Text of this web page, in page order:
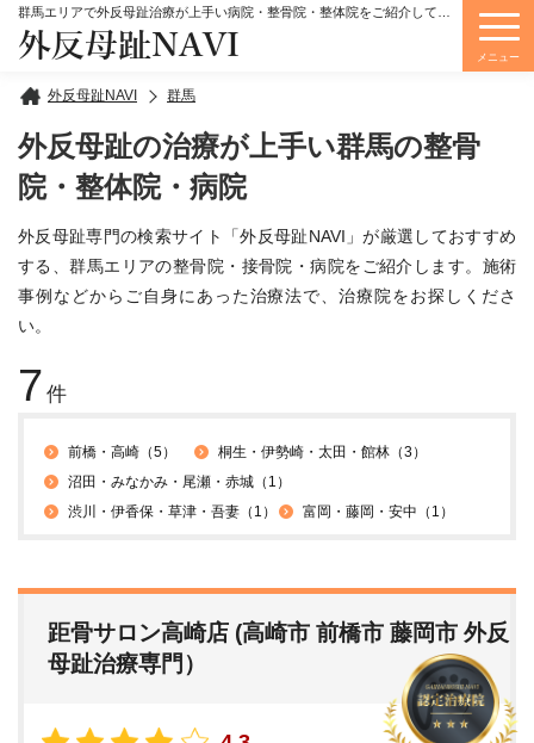
外反母趾NAVI
外反母趾NAVI 群馬
外反母趾の治療が上手い群馬の整骨
院・整体院・病院
外反母趾専門の検索サイト「外反母趾NAVI」が厳選しておすすめ
する、群馬エリアの整骨院・接骨院・病院をご紹介します。施術
事例などからご自身にあった治療法で、治療院をお探しくださ
い。
7 件
前橋・高崎（5）
桐生・伊勢崎・太田・館林（3）
沼田・みなかみ・尾瀬・赤城（1）
渋川・伊香保・草津・吾妻（1）
富岡・藤岡・安中（1）
距骨サロン高崎店 (高崎市 前橋市 藤岡市 外反
母趾治療専門）
メニュー